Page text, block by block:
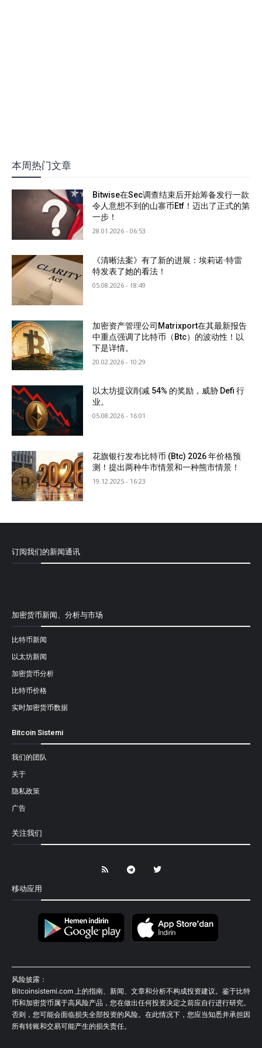
本周热门文章
Bitwise在Sec调查结束后开始筹备发行一款
令人意想不到的山寨币Etf！迈出了正式的第
一步！
28.01.2026 - 06:53
《清晰法案》有了新的进展：埃莉诺·特雷
特发表了她的看法！
05.08.2026 - 18:49
加密资产管理公司Matrixport在其最新报告
中重点强调了比特币（Btc）的波动性！以
下是详情。
20.02.2026 - 10:29
以太坊提议削减 54% 的奖励，威胁 Defi 行
业。
05.08.2026 - 16:01
花旗银行发布比特币 (Btc) 2026 年价格预
测！提出两种牛市情景和一种熊市情景！
19.12.2025 - 16:23
订阅我们的新闻通讯
加密货币新闻、分析与市场
比特币新闻
以太坊新闻
加密货币分析
比特币价格
实时加密货币数据
Bitcoin Sistemi
我们的团队
关于
隐私政策
广告
关注我们
移动应用
风险披露：
Bitcoinsistemi.com 上的指南、新闻、文章和分析不构成投资建议。鉴于比特
币和加密货币属于高风险产品，您在做出任何投资决定之前应自行进行研究。
否则，您可能会面临损失全部投资的风险。在此情况下，您应当知悉并承担因
所有转账和交易可能产生的损失责任。